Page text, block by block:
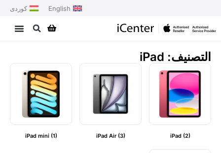
English کوردی
التصنيف: iPad
iPad (2)
iPad Air (3)
iPad mini (1)